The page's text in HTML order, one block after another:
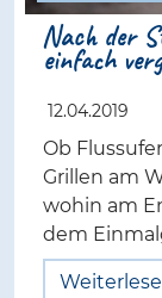
Nach der
einfach
12.04.2019
Ob
Grillen am
wohin am
dem